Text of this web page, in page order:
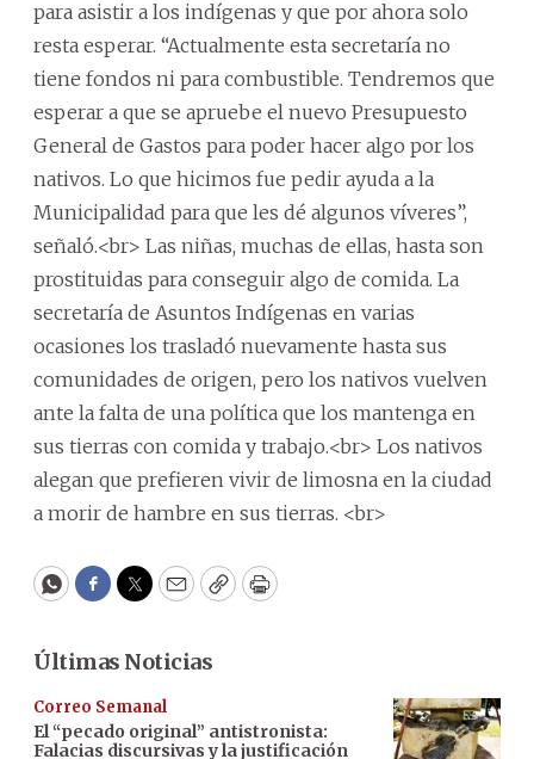
para asistir a los indígenas y que por ahora solo
resta esperar. “Actualmente esta secretaría no
tiene fondos ni para combustible. Tendremos que
esperar a que se apruebe el nuevo Presupuesto
General de Gastos para poder hacer algo por los
nativos. Lo que hicimos fue pedir ayuda a la
Municipalidad para que les dé algunos víveres”,
señaló.<br> Las niñas, muchas de ellas, hasta son
prostituidas para conseguir algo de comida. La
secretaría de Asuntos Indígenas en varias
ocasiones los trasladó nuevamente hasta sus
comunidades de origen, pero los nativos vuelven
ante la falta de una política que los mantenga en
sus tierras con comida y trabajo.<br> Los nativos
alegan que prefieren vivir de limosna en la ciudad
a morir de hambre en sus tierras. <br>
WhatsApp
Facebook
Twitter
EmailCopyPrint
Últimas Noticias
Correo Semanal
El “pecado original” antistronista:
Falacias discursivas y la justificación